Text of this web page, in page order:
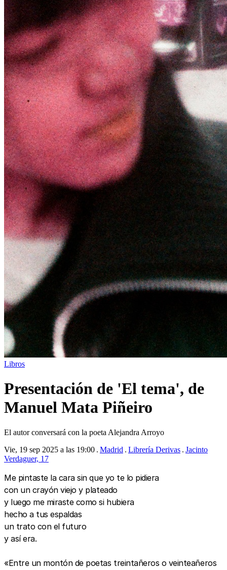
Libros
Presentación de 'El tema', de
Manuel Mata Piñeiro
El autor conversará con la poeta Alejandra Arroyo
Vie, 19 sep 2025 a las 19:00 Madrid Librería Derivas Jacinto
Verdaguer, 17
Me pintaste la cara sin que yo te lo pidiera
con un crayón viejo y plateado
y luego me miraste como si hubiera
hecho a tus espaldas
un trato con el futuro
y así era.
«Entre un montón de poetas treintañeros o veinteañeros